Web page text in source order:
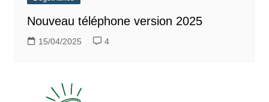
Nouveau téléphone version 2025
15/04/2025 4